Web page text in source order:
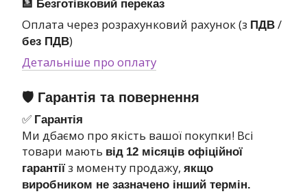
Безготівковий переказ
Оплата через розрахунковий рахунок (з ПДВ /
без ПДВ)
Детальніше про оплату
🛡 Гарантія та повернення
✅ Гарантія
Ми дбаємо про якість вашої покупки! Всі
товари мають від 12 місяців офіційної
гарантії з моменту продажу, якщо
виробником не зазначено інший термін.